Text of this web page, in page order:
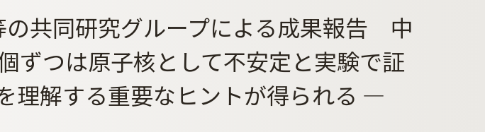
の共同研究グループによる成果報告 中
ずつは原子核として不安定と実験で証
理解する重要なヒントが得られる ―